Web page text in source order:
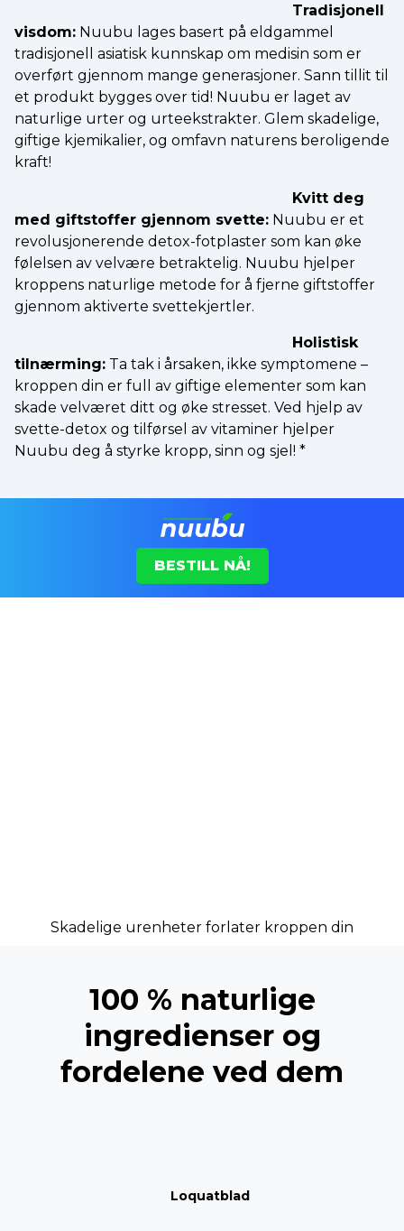
Tradisjonell
visdom: Nuubu lages basert på eldgammel
tradisjonell asiatisk kunnskap om medisin som er
overført gjennom mange generasjoner. Sann tillit til
et produkt bygges over tid! Nuubu er laget av
naturlige urter og urteekstrakter. Glem skadelige,
giftige kjemikalier, og omfavn naturens beroligende
kraft!
Kvitt deg
med giftstoffer gjennom svette: Nuubu er et
revolusjonerende detox-fotplaster som kan øke
følelsen av velvære betraktelig. Nuubu hjelper
kroppens naturlige metode for å fjerne giftstoffer
gjennom aktiverte svettekjertler.
Holistisk
tilnærming: Ta tak i årsaken, ikke symptomene –
kroppen din er full av giftige elementer som kan
skade velværet ditt og øke stresset. Ved hjelp av
svette-detox og tilførsel av vitaminer hjelper
Nuubu deg å styrke kropp, sinn og sjel! *
BESTILL NÅ!
Skadelige urenheter forlater kroppen din
100 % naturlige
ingredienser og
fordelene ved dem
Loquatblad